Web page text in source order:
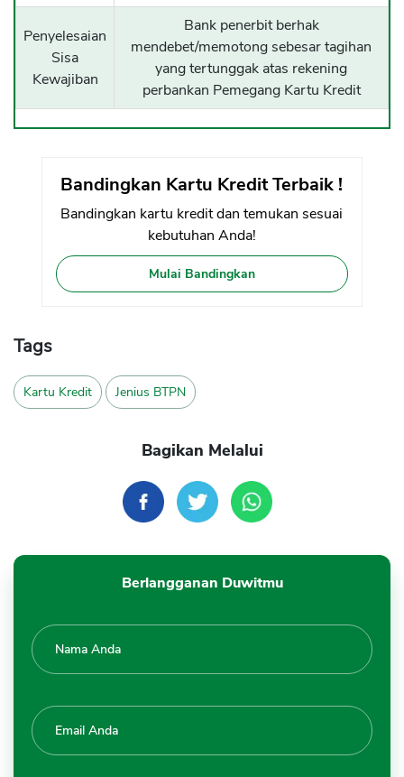
Penyelesaian
Sisa
Kewajiban
Bank penerbit berhak
mendebet/memotong sebesar tagihan
yang tertunggak atas rekening
perbankan Pemegang Kartu Kredit
Bandingkan Kartu Kredit Terbaik !
Bandingkan kartu kredit dan temukan sesuai
kebutuhan Anda!
Mulai Bandingkan
Tags
Kartu Kredit Jenius BTPN
Bagikan Melalui
Berlangganan Duwitmu